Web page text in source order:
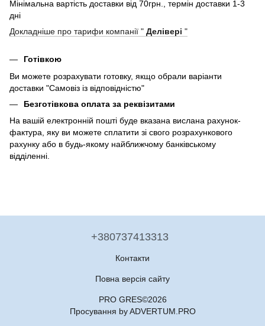
Мінімальна вартість доставки від 70грн., термін доставки 1-3
дні
Докладніше про тарифи компанії " Делівері "
Готівкою
Ви можете розрахувати готовку, якщо обрали варіанти
доставки "Самовіз із відповідністю"
Безготівкова оплата за реквізитами
На вашій електронній пошті буде вказана вислана рахунок-
фактура, яку ви можете сплатити зі свого розрахункового
рахунку або в будь-якому найближчому банківському
відділенні.
+380737413313
Контакти
Повна версія сайту
PRO GRES©2026
Просування by ADVERTUM.PRO